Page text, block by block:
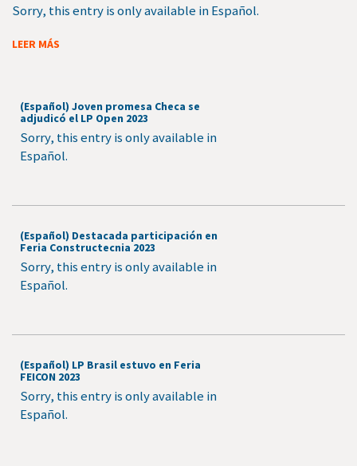
Sorry, this entry is only available in Español.
LEER MÁS
(Español) Joven promesa Checa se
adjudicó el LP Open 2023
Sorry, this entry is only available in
Español.
(Español) Destacada participación en
Feria Constructecnia 2023
Sorry, this entry is only available in
Español.
(Español) LP Brasil estuvo en Feria
FEICON 2023
Sorry, this entry is only available in
Español.